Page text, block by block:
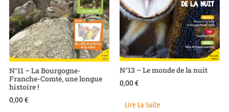
N°11 – La Bourgogne-
Franche-Comté, une longue
histoire !
0,00 €
N°13 – Le monde de la nuit
0,00 €
Lire La Suite